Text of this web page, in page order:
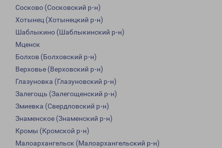
Сосково (Сосковский р-н)
Хотынец (Хотынецкий р-н)
Шаблыкино (Шаблыкинский р-н)
Мценск
Болхов (Болховский р-н)
Верховье (Верховский р-н)
Глазуновка (Глазуновский р-н)
Залегощь (Залегощенский р-н)
Змиевка (Свердловский р-н)
Знаменское (Знаменский р-н)
Кромы (Кромской р-н)
Малоархангельск (Малоархангельский р-н)